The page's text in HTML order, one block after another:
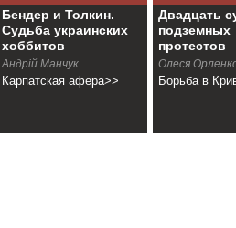
Бендер и Толкин.
Судьба украинских
хоббитов
Андрій Манчук
Карпатская афера>>
Двадцать
подземных
протестов
Олеся
Борьба в